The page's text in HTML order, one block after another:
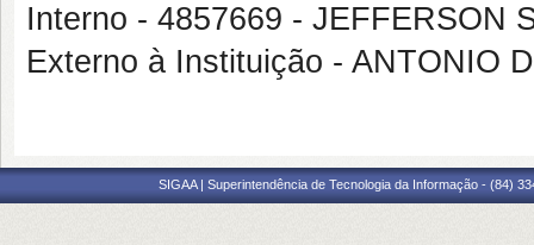
Interno - 4857669 - JEFFERSON
Externo à Instituição - ANTONIO
SIGAA | Superintendência de Tecnologia da Informação - (84)